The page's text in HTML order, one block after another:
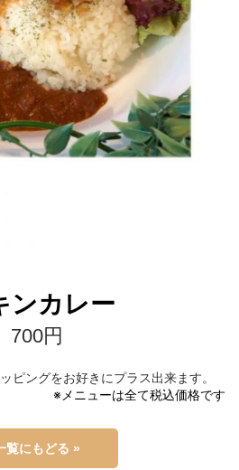
ンカレー
700円
ピングをお好きにプラス出来ます。
※メニューは全て税込価格です
覧にもどる »